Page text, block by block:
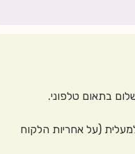
בתאום טלפוני.
(על אחריות הלקוח